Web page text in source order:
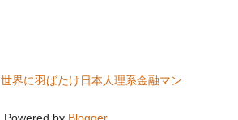
界に羽ばたけ日本人理系金融マン